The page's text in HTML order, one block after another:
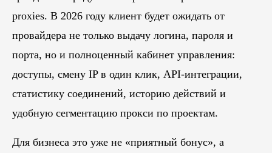
proxies. В 2026 году клиент будет ожидать от
провайдера не только выдачу логина, пароля и
порта, но и полноценный кабинет управления:
доступы, смену IP в один клик, API-интеграции,
статистику соединений, историю действий и
удобную сегментацию прокси по проектам.
Для бизнеса это уже не «приятный бонус», а